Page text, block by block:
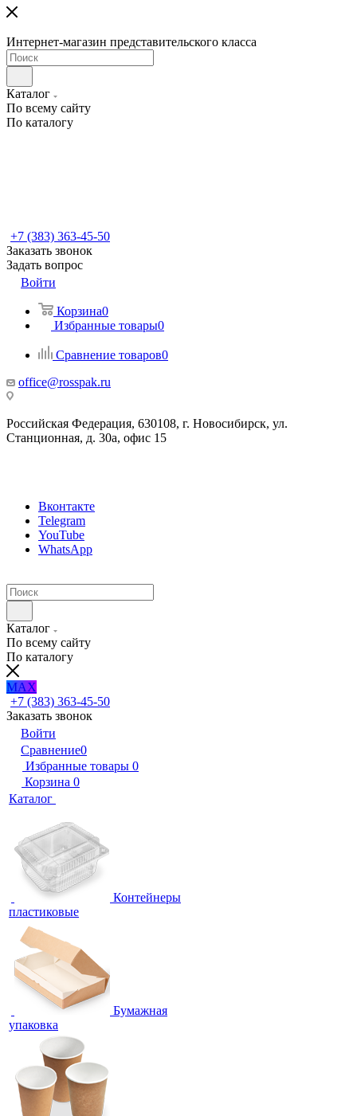
Интернет-магазин представительского класса
Каталог
По всему сайту
По каталогу
+7 (383) 363-45-50
Заказать звонок
Задать вопрос
Войти
Корзина0
Избранные товары0
Сравнение товаров0
office@rosspak.ru
Российская Федерация, 630108, г. Новосибирск, ул.
Станционная, д. 30а, офис 15
Вконтакте
Telegram
YouTube
WhatsApp
Каталог
По всему сайту
По каталогу
MAX
+7 (383) 363-45-50
Заказать звонок
Войти
Сравнение0
Избранные товары 0
Корзина 0
Каталог
Контейнеры
пластиковые
Бумажная
упаковка